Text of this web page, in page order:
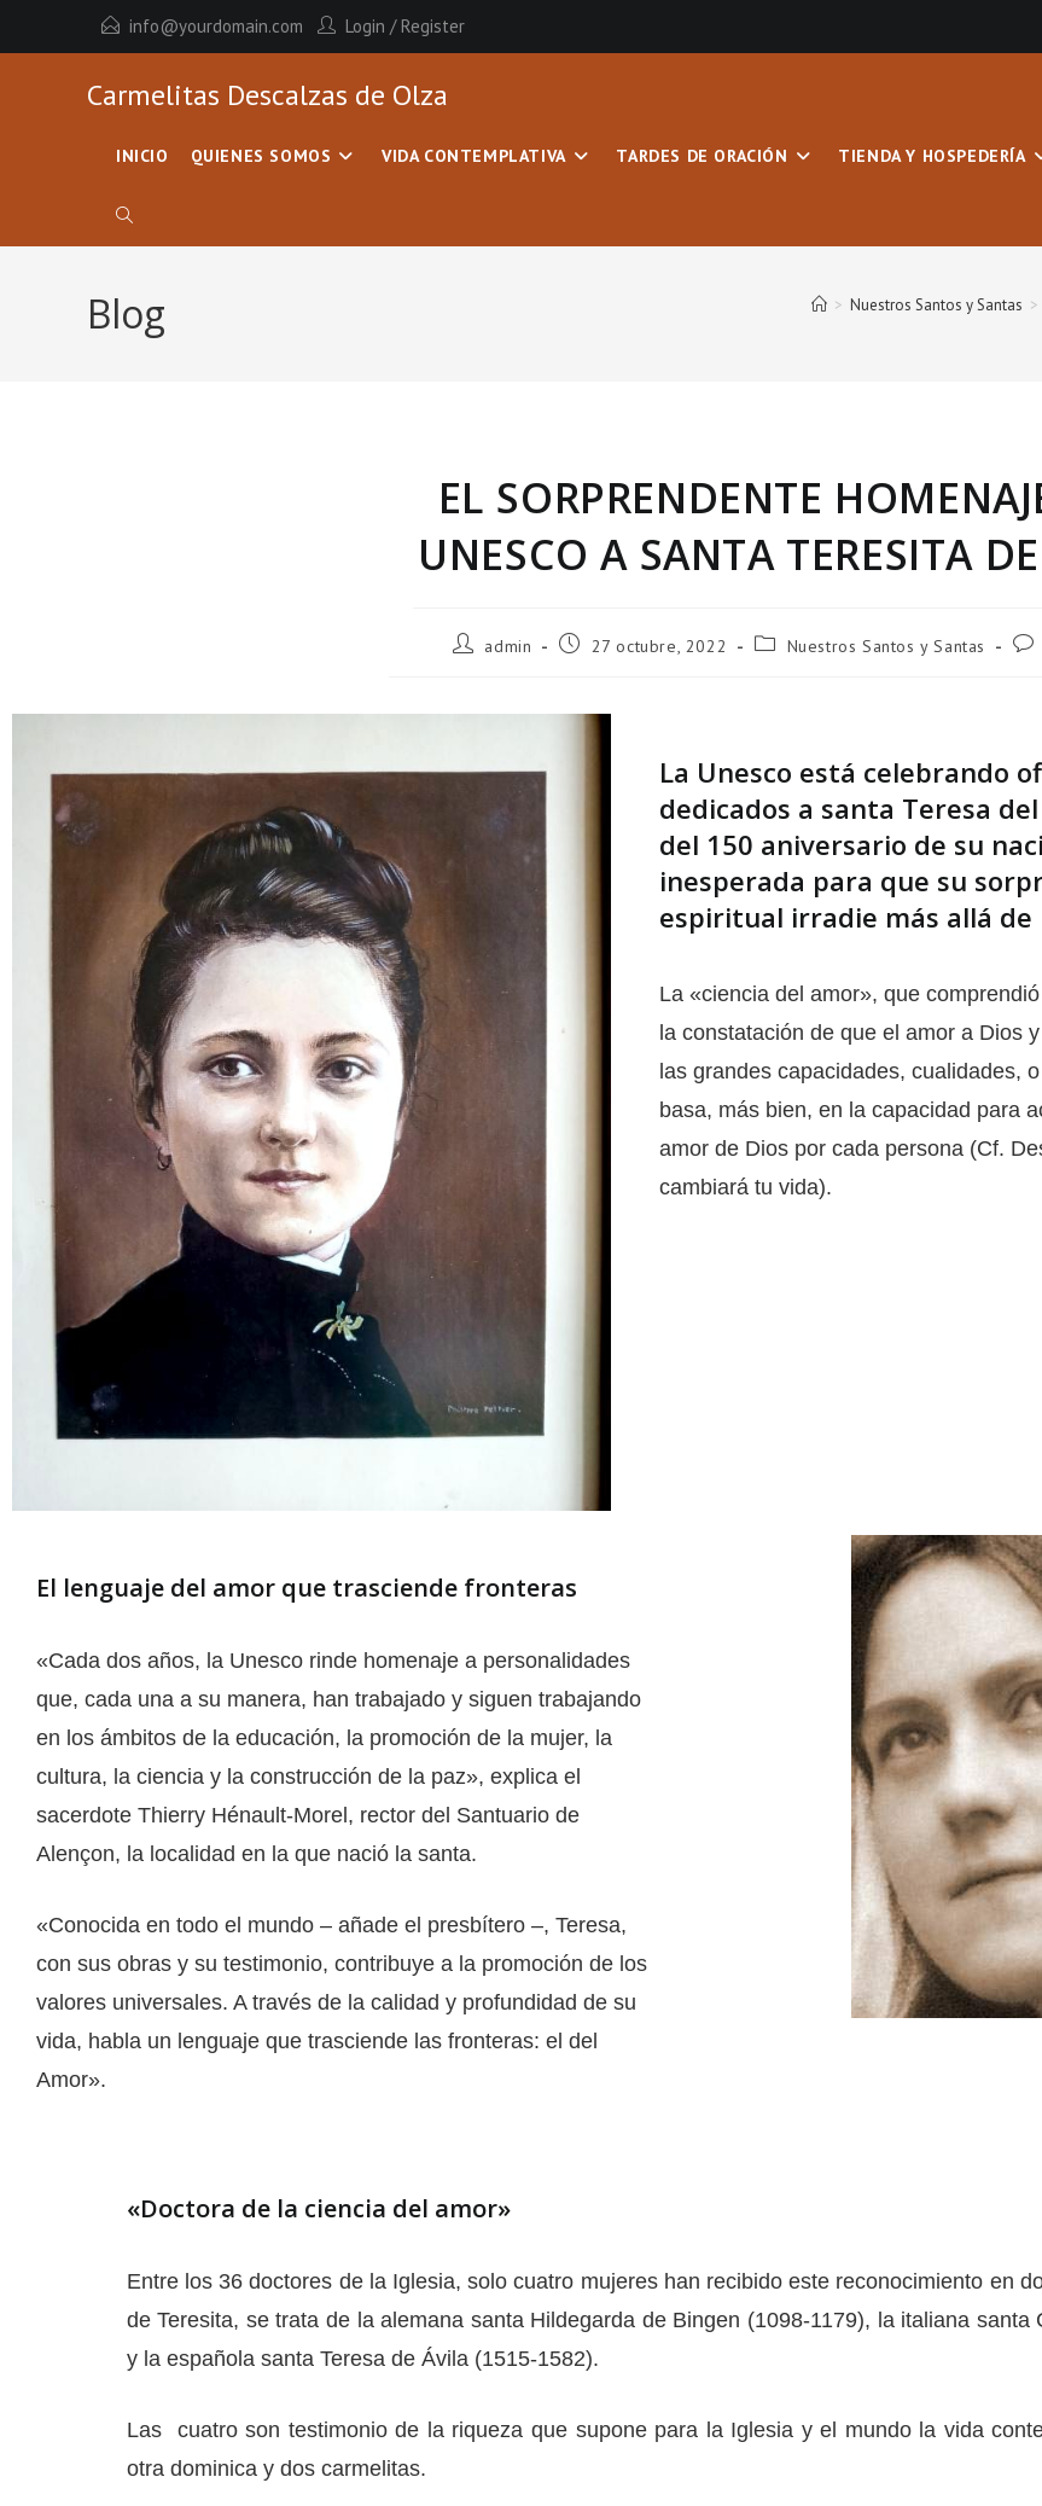
info@yourdomain.com Login /Register
Carmelitas Descalzas de Olza
INICIO QUIENES SOMOS VIDA CONTEMPLATIVA TARDES DE ORACIÓN TIENDA Y HOSPEDERÍA
Blog > Nuestros Santos y Santas >
EL SORPRENDENTE
UNESCO A SANTA TERESITA
admin 27 octubre, 2022 Nuestros Santos y Santas
La Unesco está celebrando
dedicados a santa Teresa
del 150 aniversario de su
inesperada para que su
espiritual irradie más allá de
La «ciencia del amor», que
la constatación de que el amor a Dios
las grandes capacidades, cualidades,
basa, más bien, en la capacidad para
amor de Dios por cada persona (Cf.
cambiará tu vida).
El lenguaje del amor que trasciende fronteras
«Cada dos años, la Unesco rinde homenaje a personalidades
que, cada una a su manera, han trabajado y siguen trabajando
en los ámbitos de la educación, la promoción de la mujer, la
cultura, la ciencia y la construcción de la paz», explica el
sacerdote Thierry Hénault-Morel, rector del Santuario de
Alençon, la localidad en la que nació la santa.
«Conocida en todo el mundo – añade el presbítero –, Teresa,
con sus obras y su testimonio, contribuye a la promoción de los
valores universales. A través de la calidad y profundidad de su
vida, habla un lenguaje que trasciende las fronteras: el del
Amor».
«Doctora de la ciencia del amor»
Entre los 36 doctores de la Iglesia, solo cuatro mujeres han recibido este reconocimiento en
de Teresita, se trata de la alemana santa Hildegarda de Bingen (1098-1179), la italiana santa
y la española santa Teresa de Ávila (1515-1582).
Las cuatro son testimonio de la riqueza que supone para la Iglesia y el mundo la vida
otra dominica y dos carmelitas.